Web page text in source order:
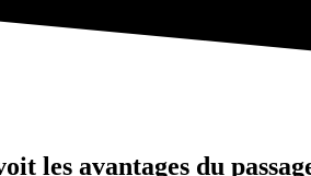
les avantages du